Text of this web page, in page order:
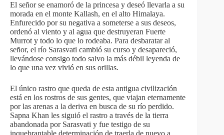
El señor se enamoró de la princesa y deseó llevarla a su
morada en el monte Kallash, en el alto Himalaya.
Enfurecido por su negativa a someterse a sus deseos,
ordenó al viento y al agua que destruyeran Fuerte
Murrot y todo lo que lo rodeaba. Para desbaratar al
señor, el río Sarasvati cambió su curso y desapareció,
llevándose consigo todo salvo la más débil leyenda de
lo que una vez vivió en sus orillas.
El único rastro que queda de esta antigua civilización
está en los rostros de sus gentes, que viajan eternamente
por las arenas a la deriva en busca de su río perdido.
Sapna Khan les siguió el rastro a través de la tierra
abandonada por Sarasvati y fue testigo de su
inquebrantable determinación de traerla de nuevo a